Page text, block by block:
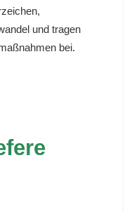
und tragen
bei.